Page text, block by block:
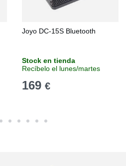
Joyo DC-15S Bluetooth
Stock en tienda
Recíbelo el lunes/martes
169 €